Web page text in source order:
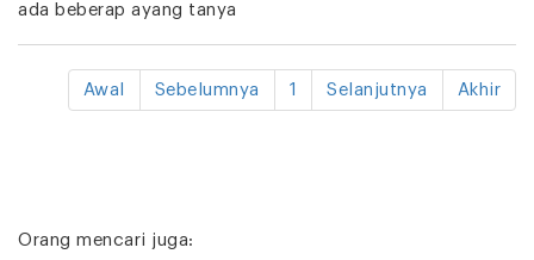
ada beberap ayang tanya
Awal Sebelumnya 1 Selanjutnya Akhir
Orang mencari juga: